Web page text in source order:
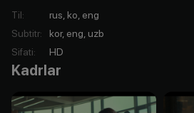
Til:
rus, ko, eng
Subtitr:
kor, eng, uzb
Sifati: HD
Kadrlar